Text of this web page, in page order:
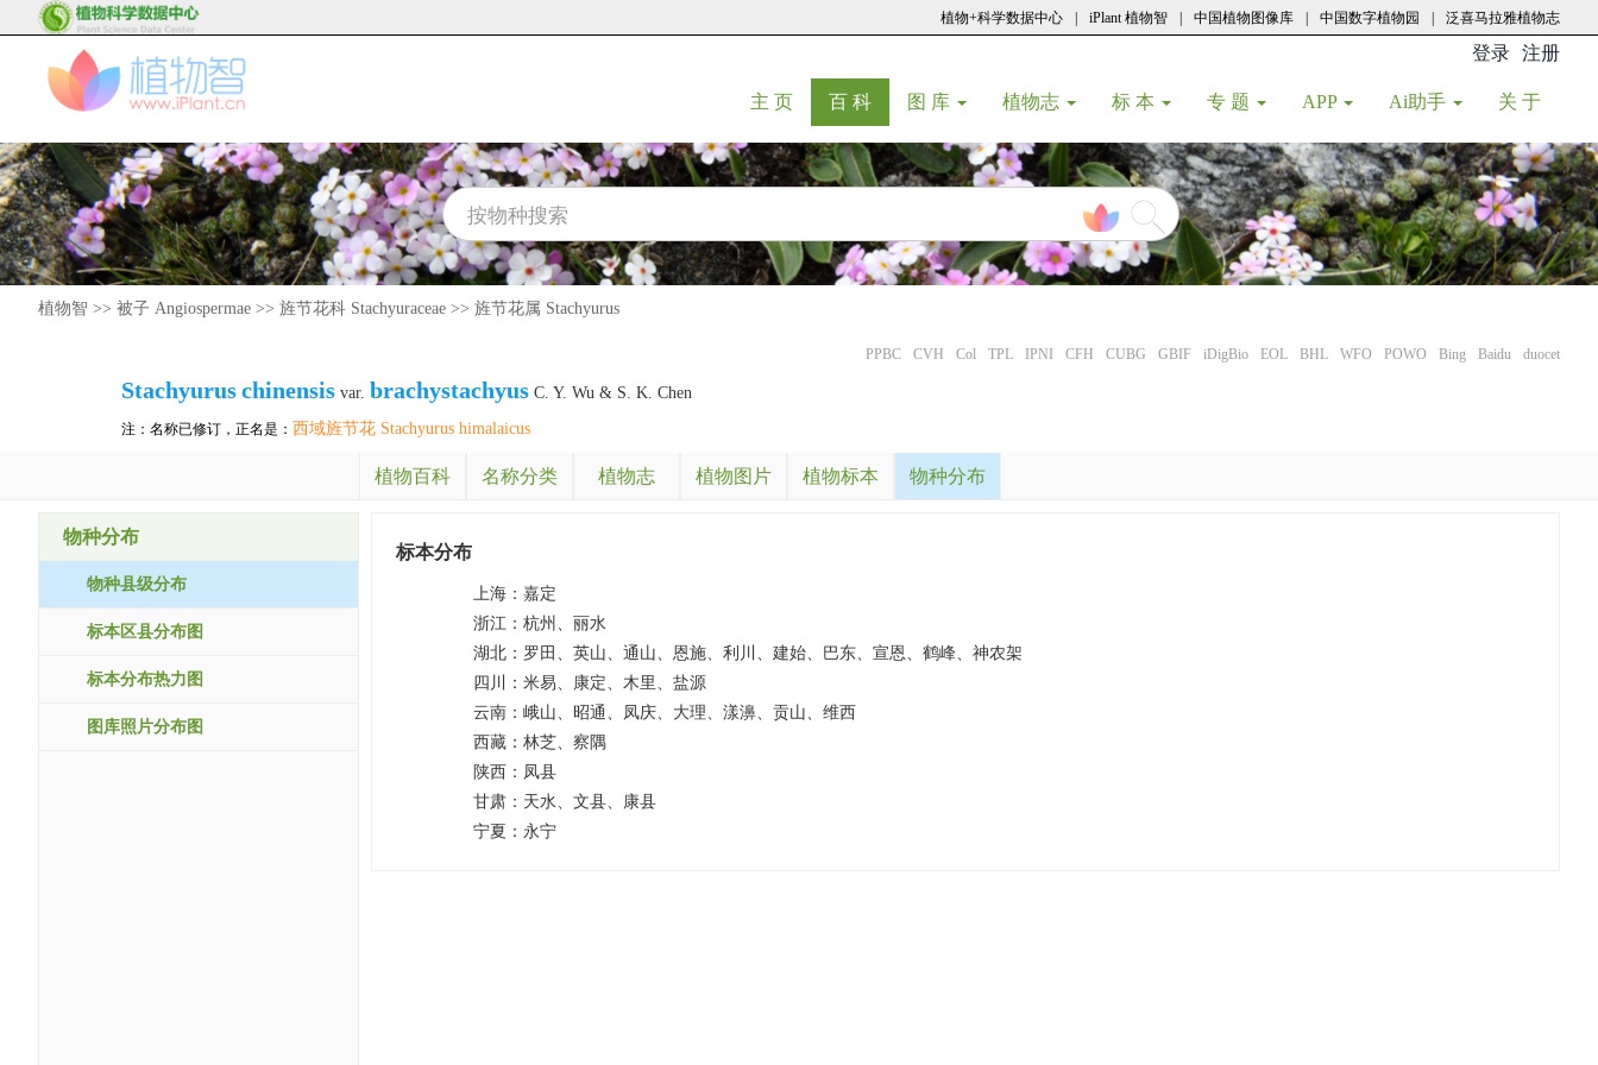
植物+科学数据中心 iPlant 植物智 中国植物图像库 中国数字植物园 泛喜马拉雅植物志
登录 注册
主 页(current)
百 科(current)
图 库 植物志 标 本 专 题 APP Ai助手 关 于
植物智 >> 被子 Angiospermae >> 旌节花科 Stachyuraceae >> 旌节花属 Stachyurus
PPBC CVH Col TPL IPNI CFH CUBG GBIF iDigBio EOL BHL WFO POWO Bing Baidu duocet
Stachyuruschinensis var. brachystachyus C. Y. Wu & S. K. Chen
注：名称已修订，正名是： 西域旌节花 Stachyurus himalaicus
植物百科 名称分类 植物志 植物图片 植物标本 物种分布
物种分布
物种县级分布
标本区县分布图
标本分布热力图
图库照片分布图
标本分布
上海： 嘉定
浙江： 杭州、丽水
湖北： 罗田、英山、通山、恩施、利川、建始、巴东、宣恩、鹤峰、神农架
四川： 米易、康定、木里、盐源
云南： 峨山、昭通、凤庆、大理、漾濞、贡山、维西
西藏： 林芝、察隅
陕西： 凤县
甘肃： 天水、文县、康县
宁夏： 永宁